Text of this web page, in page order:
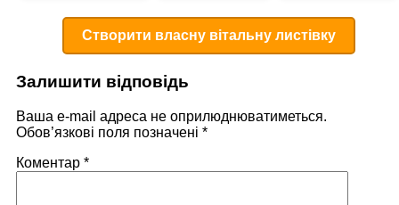
Створити власну вітальну листівку
Залишити відповідь
Ваша e-mail адреса не оприлюднюватиметься.
Обов’язкові поля позначені *
Коментар *